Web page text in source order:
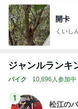
開卡
くいし
ジャンルランキ
バイク 10,896人参加中
1
松江の